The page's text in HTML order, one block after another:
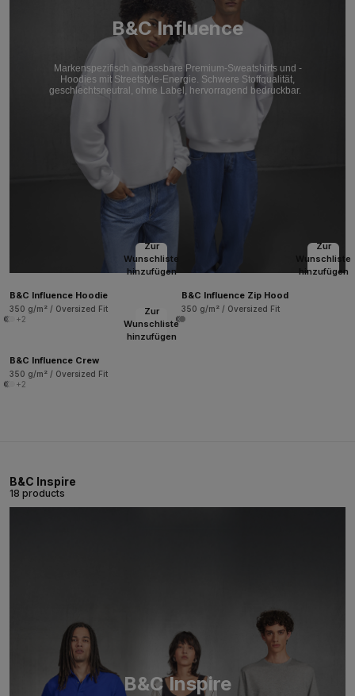
B&C Influence
Markenspezifisch anpassbare Premium-Sweatshirts und -
Hoodies mit Streetstyle-Energie. Schwere Stoffqualität,
geschlechtsneutral, ohne Label, hervorragend bedruckbar.
Zur
Wunschliste
hinzufügen
B&C Influence Hoodie
350 g/m² / Oversized Fit
+2
Zur
Wunschliste
hinzufügen
B&C Influence Zip Hood
350 g/m² / Oversized Fit
Zur
Wunschliste
hinzufügen
B&C Influence Crew
350 g/m² / Oversized Fit
+2
B&C Inspire
18 products
B&C Inspire